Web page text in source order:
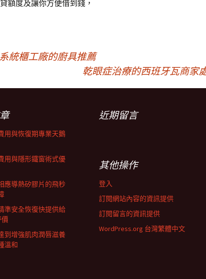
額度及讓你方便借到錢，
統櫃工廠的廚具推薦
乾眼症治療的西班牙瓦商家
用與恢復期專業天鵝
用與隱形鐵窗術式優
應導熱矽膠片的飛秒
準安全恢復快提供給
價
到增強肌肉潤唇滋養
溫和
近期留言
其他操作
登入
訂閱網站內容的資訊提供
訂閱留言的資訊提供
WordPress.org 台灣繁體中文